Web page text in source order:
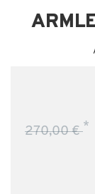
270,00 €*